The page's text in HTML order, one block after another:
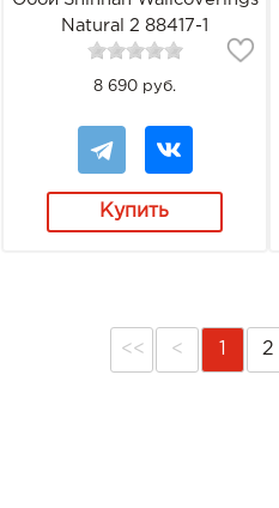
Natural 2 88417-1
8 690 руб.
Купить
<< < 2